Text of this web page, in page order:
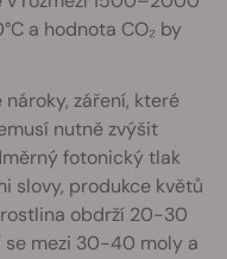
a hodnota CO₂ by
záření, které
nutně zvýšit
fotonický tlak
slovy, produkce květů
rostlina obdrží 20-30
se mezi 30-40 moly a